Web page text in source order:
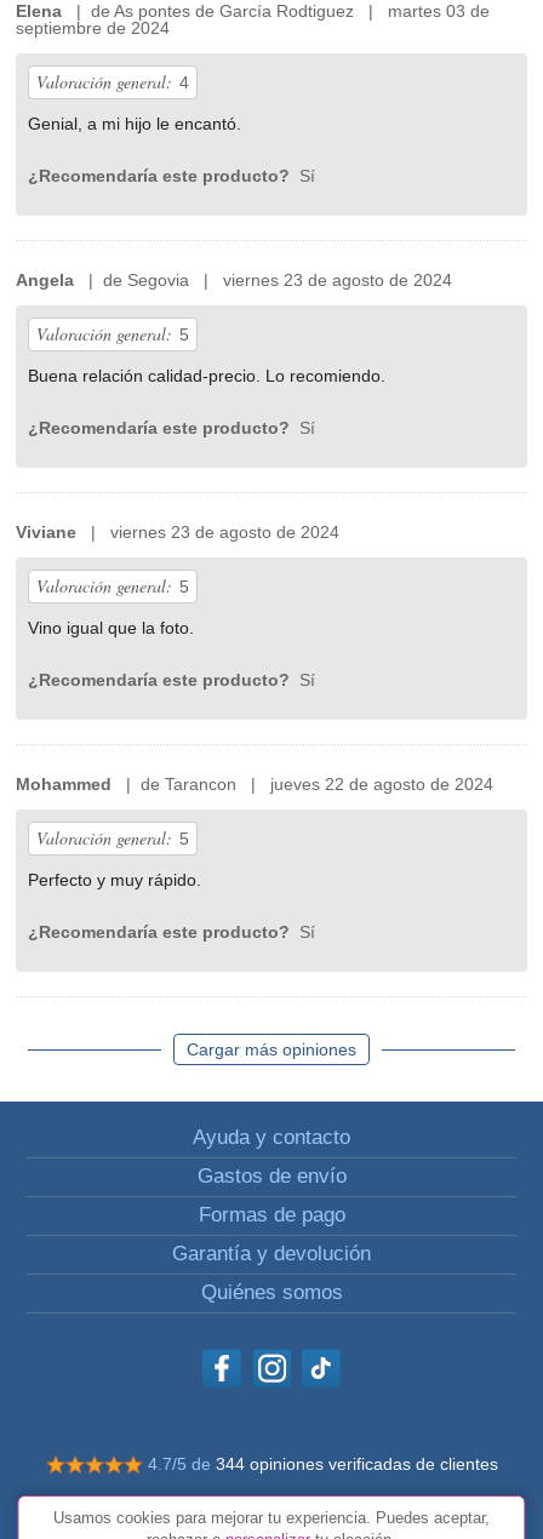
Elena | de As pontes de García Rodtiguez | martes 03 de
septiembre de 2024
Valoración general: 4
Genial, a mi hijo le encantó.
¿Recomendaría este producto? Sí
Angela | de Segovia | viernes 23 de agosto de 2024
Valoración general: 5
Buena relación calidad-precio. Lo recomiendo.
¿Recomendaría este producto? Sí
Viviane | viernes 23 de agosto de 2024
Valoración general: 5
Vino igual que la foto.
¿Recomendaría este producto? Sí
Mohammed | de Tarancon | jueves 22 de agosto de 2024
Valoración general: 5
Perfecto y muy rápido.
¿Recomendaría este producto? Sí
Cargar más opiniones
Ayuda y contacto
Gastos de envío
Formas de pago
Garantía y devolución
Quiénes somos
4.7/5 de 344 opiniones verificadas de clientes
© Todos los derechos reservados Impulsivos
Usamos cookies para mejorar tu experiencia. Puedes aceptar,